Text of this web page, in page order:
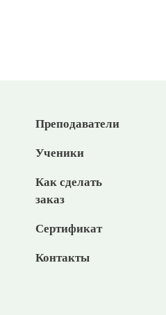
Преподаватели
Ученики
Как сделать
заказ
Сертификат
Контакты